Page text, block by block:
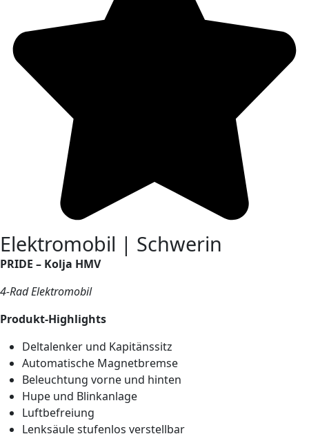
Elektromobil | Schwerin
PRIDE – Kolja HMV
4-Rad Elektromobil
Produkt-Highlights
Deltalenker und Kapitänssitz
Automatische Magnetbremse
Beleuchtung vorne und hinten
Hupe und Blinkanlage
Luftbefreiung
Lenksäule stufenlos verstellbar